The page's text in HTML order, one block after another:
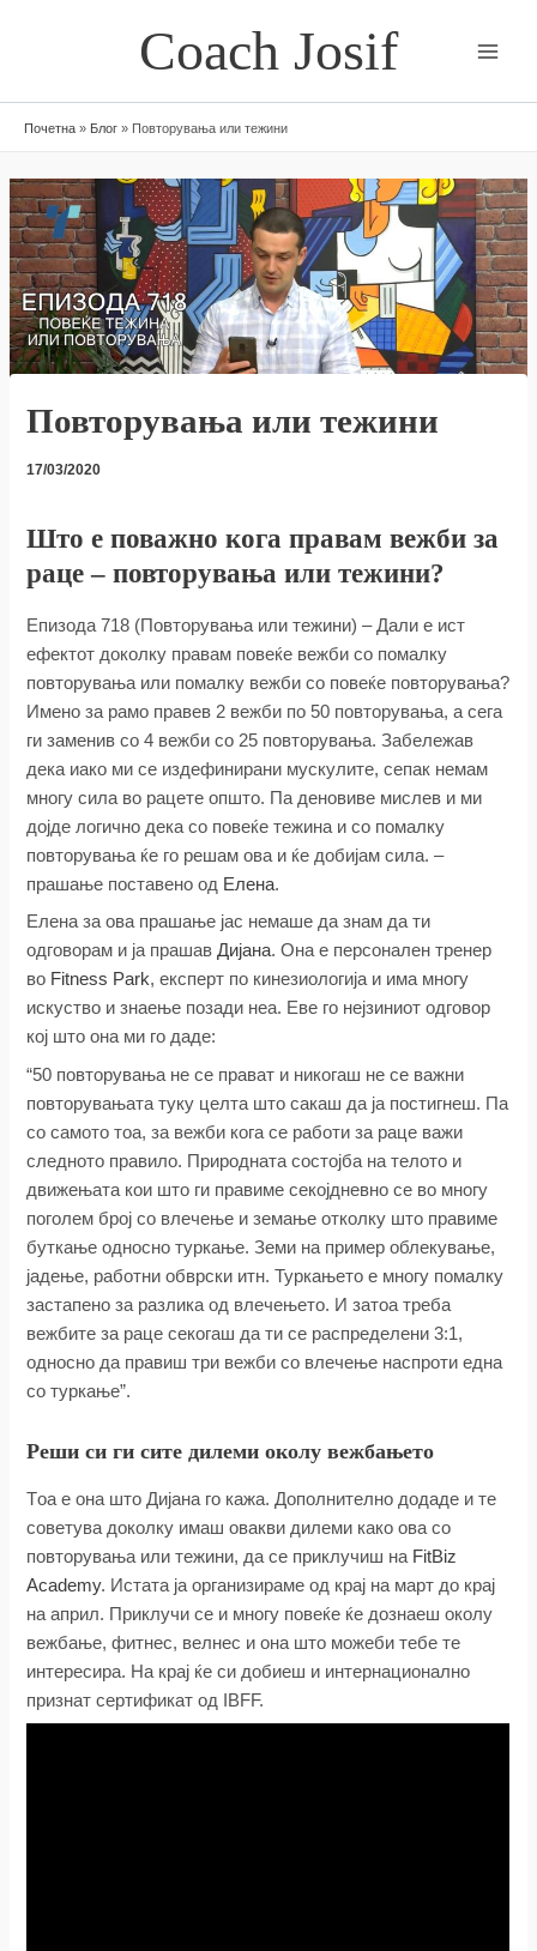
Coach Josif
Почетна » Блог » Повторувања или тежини
Повторувања или тежини
17/03/2020
Што е поважно кога правам вежби за
раце – повторувања или тежини?
Епизода 718 (Повторувања или тежини) – Дали е ист
ефектот доколку правам повеќе вежби со помалку
повторувања или помалку вежби со повеќе повторувања?
Имено за рамо правев 2 вежби по 50 повторувања, а сега
ги заменив со 4 вежби со 25 повторувања. Забележав
дека иако ми се издефинирани мускулите, сепак немам
многу сила во рацете општо. Па деновиве мислев и ми
дојде логично дека со повеќе тежина и со помалку
повторувања ќе го решам ова и ќе добијам сила. –
прашање поставено од Елена.
Елена за ова прашање јас немаше да знам да ти
одговорам и ја прашавДијана. Она е персонален тренер
во Fitness Park, експерт по кинезиологија и има многу
искуство и знаење позади неа. Еве го нејзиниот одговор
кој што она ми го даде:
“50 повторувања не се прават и никогаш не се важни
повторувањата туку целта што сакаш да ја постигнеш. Па
со самото тоа, за вежби кога се работи за раце важи
следното правило. Природната состојба на телото и
движењата кои што ги правиме секојдневно се во многу
поголем број со влечење и земање отколку што правиме
буткање односно туркање. Земи на пример облекување,
јадење, работни обврски итн. Туркањето е многу помалку
застапено за разлика од влечeњето. И затоа треба
вежбите за раце секогаш да ти се распределени 3:1,
односно да правиш три вежби со влечење наспроти една
со туркање”.
Реши си ги сите дилеми околу вежбањето
Tоа е она што Дијана го кажа. Дополнително додаде и те
советува доколку имаш овакви дилеми како ова со
повторувања или тежини, да се приклучиш на FitBiz
Academy. Истата ја организираме од крај на март до крај
на април. Приклучи се и многу повеќе ќе дознаеш околу
вежбање, фитнес, велнес и она што можеби тебе те
интересира. На крај ќе си добиеш и интернационално
признат сертификат од IBFF.